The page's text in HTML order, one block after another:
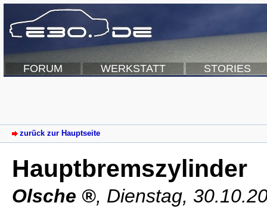
FORUM WERKSTATT STORIES
zurück zur Hauptseite
Hauptbremszylinder
Olsche , Dienstag,